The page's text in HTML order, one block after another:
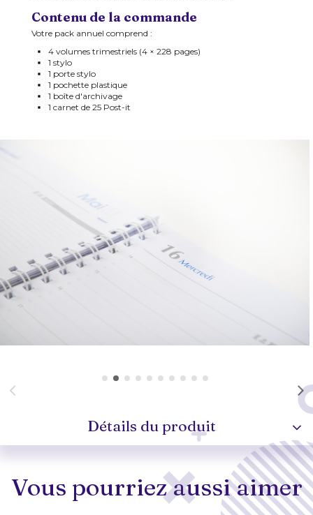
Contenu de la commande
Votre pack annuel comprend :
4 volumes trimestriels (4 × 228 pages)
1 stylo
1 porte stylo
1 pochette plastique
1 boîte d'archivage
1 carnet de 25 Post-it
Détails du produit
Vous pourriez aussi aimer